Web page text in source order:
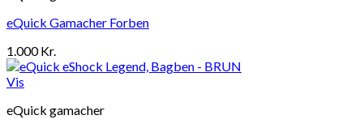
eQuick Gamacher Forben
1.000Kr.
Vis
eQuick gamacher